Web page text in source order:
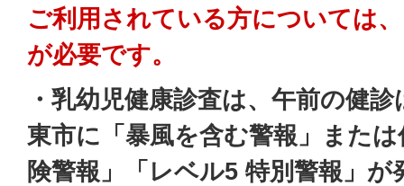
ご利用されている方については
が必要です。
・乳幼児健康診査は、午前の健
東市に「暴風を含む警報」また
険警報」「レベル5 特別警報」